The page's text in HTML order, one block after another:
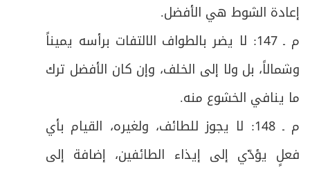
إعادة الشوط هي الأفضل.
م ـ 147: لا يضر بالطواف الالتفات برأسه يميناً
وشمالاً، بل ولا إلى الخلف، وإن كان الأفضل ترك
ما ينافي الخشوع منه.
م ـ 148: لا يجوز للطائف، ولغيره، القيام بأي
فعلٍ يؤدّي إلى إيذاء الطائفين، إضافة إلى